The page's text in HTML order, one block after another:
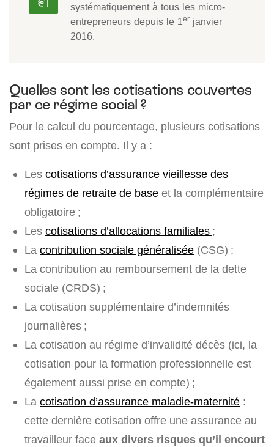
systématiquement à tous les micro-
entrepreneurs depuis le 1er janvier
2016.
Quelles sont les cotisations couvertes
par ce régime social ?
Pour le calcul du pourcentage, plusieurs cotisations
sont prises en compte. Il y a :
Les cotisations d’assurance vieillesse des
régimes de retraite de base et la complémentaire
obligatoire ;
Les cotisations d’allocations familiales ;
La contribution sociale généralisée (CSG) ;
La contribution au remboursement de la dette
sociale (CRDS) ;
La cotisation supplémentaire d’indemnités
journalières ;
La cotisation au régime d’invalidité décès (ici, la
cotisation pour la formation professionnelle est
également aussi prise en compte) ;
La cotisation d’assurance maladie-maternité :
cette dernière cotisation offre une assurance au
travailleur face aux divers risques qu’il encourt